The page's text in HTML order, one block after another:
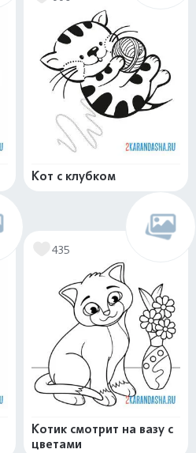
Кот с клубком
435
Котик смотрит на вазу с
цветами